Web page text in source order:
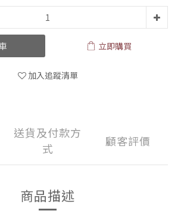
立即購買
加入追蹤清單
送貨及付款方
式
顧客評價
商品描述